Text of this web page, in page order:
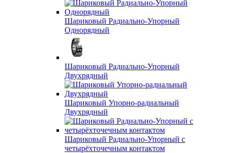
Шариковый Радиально-Упорный
Однорядный
Шариковый Радиально-Упорный
Двухрядный
Шариковый Упорно-радиальный
Двухрядный
Шариковый Радиально-Упорный с
четырёхточечным контактом